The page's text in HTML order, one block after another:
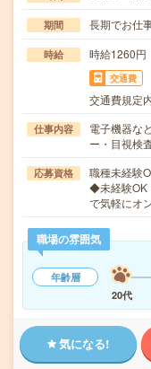
期間 長期でお仕
時給 時給1260円
交通費
交通費規定
仕事内容
電子機器な
ー・目視検
応募資格
職種未経験
◆未経験OK
で気軽にオ
職場の雰囲気
年齢層
20代
気になる!